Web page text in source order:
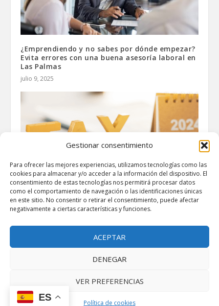
Gestionar consentimiento
Para ofrecer las mejores experiencias, utilizamos tecnologías como las
cookies para almacenar y/o acceder a la información del dispositivo. El
consentimiento de estas tecnologías nos permitirá procesar datos
como el comportamiento de navegación o las identificaciones únicas
en este sitio. No consentir o retirar el consentimiento, puede afectar
negativamente a ciertas características y funciones.
ACEPTAR
DENEGAR
VER PREFERENCIAS
Política de cookies
¿Emprendiendo y no sabes por dónde empezar?
Evita errores con una buena asesoría laboral en
Las Palmas
julio 9, 2025
Declaración de la renta 2024: Cuándo hay que
ES